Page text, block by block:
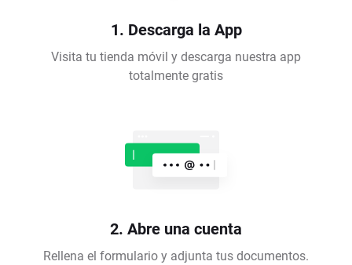
1. Descarga la App
Visita tu tienda móvil y descarga nuestra app
totalmente gratis
2. Abre una cuenta
Rellena el formulario y adjunta tus documentos.